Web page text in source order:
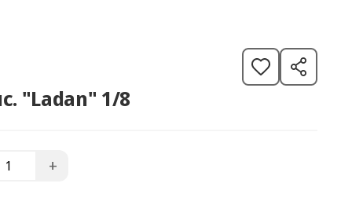
"Ladan" 1/8
+